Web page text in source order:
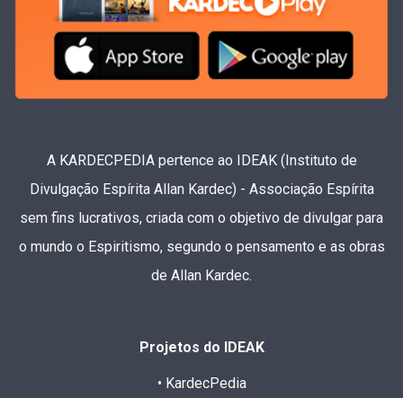
A KARDECPEDIA pertence ao IDEAK (Instituto de
Divulgação Espírita Allan Kardec) - Associação Espírita
sem fins lucrativos, criada com o objetivo de divulgar para
o mundo o Espiritismo, segundo o pensamento e as obras
de Allan Kardec.
Projetos do IDEAK
• KardecPedia